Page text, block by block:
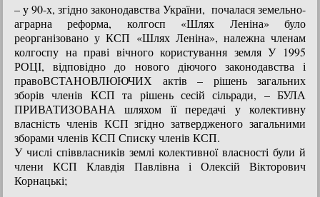
– у 90-х, згідно законодавства України, почалася земельно-
аграрна реформа, колгосп «Шлях Леніна» було
реорганізовано у КСП «Шлях Леніна», належна членам
колгоспу на праві вічного користування земля У 1995
РОЦІ, відповідно до нового діючого законодавства і
правоВСТАНОВЛЮЮЧИХ актів – рішень загальних
зборів членів КСП та рішень сесій сільради, – БУЛА
ПРИВАТИЗОВАНА шляхом її передачі у колективну
власність членів КСП згідно затвердженого загальними
зборами членів КСП Списку членів КСП.
У числі співвласників землі колективної власності були й
члени КСП Клавдія Павлівна і Олексій Вікторович
Корнацькі;